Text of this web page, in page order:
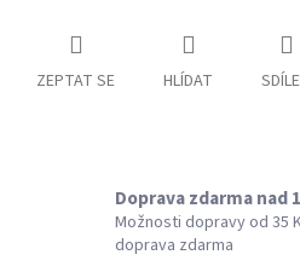
ZEPTAT SE HLÍDAT
Doprava zdarma nad
Možnosti dopravy od 35
doprava zdarma